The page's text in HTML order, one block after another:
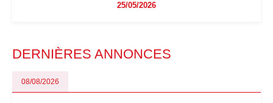
facturation ou risque de bascule vers la TVA : les règles
25/05/2026
DERNIÈRES ANNONCES
08/08/2026